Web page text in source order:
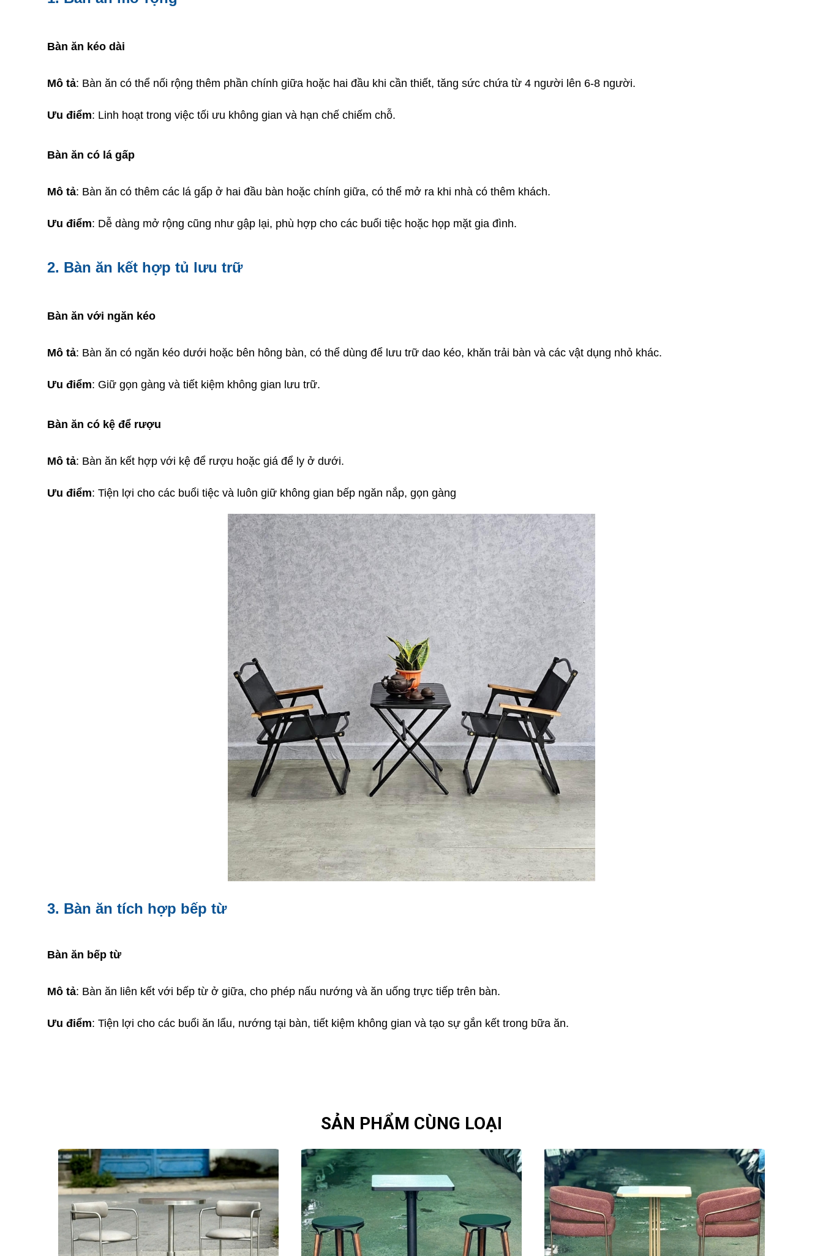
Bàn ăn kéo dài
Mô tả: Bàn ăn có thể nối rộng thêm phần chính giữa hoặc hai đầu khi cần thiết, tăng sức chứa từ 4 người lên 6-8 người.
Ưu điểm: Linh hoạt trong việc tối ưu không gian và hạn chế chiếm chỗ.
Bàn ăn có lá gấp
Mô tả: Bàn ăn có thêm các lá gấp ở hai đầu bàn hoặc chính giữa, có thể mở ra khi nhà có thêm khách.
Ưu điểm: Dễ dàng mở rộng cũng như gập lại, phù hợp cho các buổi tiệc hoặc họp mặt gia đình.
2. Bàn ăn kết hợp tủ lưu trữ
Bàn ăn với ngăn kéo
Mô tả: Bàn ăn có ngăn kéo dưới hoặc bên hông bàn, có thể dùng để lưu trữ dao kéo, khăn trải bàn và các vật dụng nhỏ khác.
Ưu điểm: Giữ gọn gàng và tiết kiệm không gian lưu trữ.
Bàn ăn có kệ để rượu
Mô tả: Bàn ăn kết hợp với kệ để rượu hoặc giá để ly ở dưới.
Ưu điểm: Tiện lợi cho các buổi tiệc và luôn giữ không gian bếp ngăn nắp, gọn gàng
3. Bàn ăn tích hợp bếp từ
Bàn ăn bếp từ
Mô tả: Bàn ăn liên kết với bếp từ ở giữa, cho phép nấu nướng và ăn uống trực tiếp trên bàn.
Ưu điểm: Tiện lợi cho các buổi ăn lẩu, nướng tại bàn, tiết kiệm không gian và tạo sự gắn kết trong bữa ăn.
SẢN PHẨM CÙNG LOẠI